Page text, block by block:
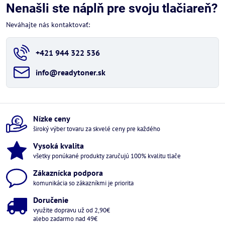
Nenašli ste náplň pre svoju tlačiareň?
Neváhajte nás kontaktovať:
+421 944 322 536
info​@readytoner​.sk
Nízke ceny
široký výber tovaru za skvelé ceny pre každého
Vysoká kvalita
všetky ponúkané produkty zaručujú 100% kvalitu tlače
Zákaznícka podpora
komunikácia so zákazníkmi je priorita
Doručenie
využite dopravu už od 2,90€
alebo zadarmo nad 49€